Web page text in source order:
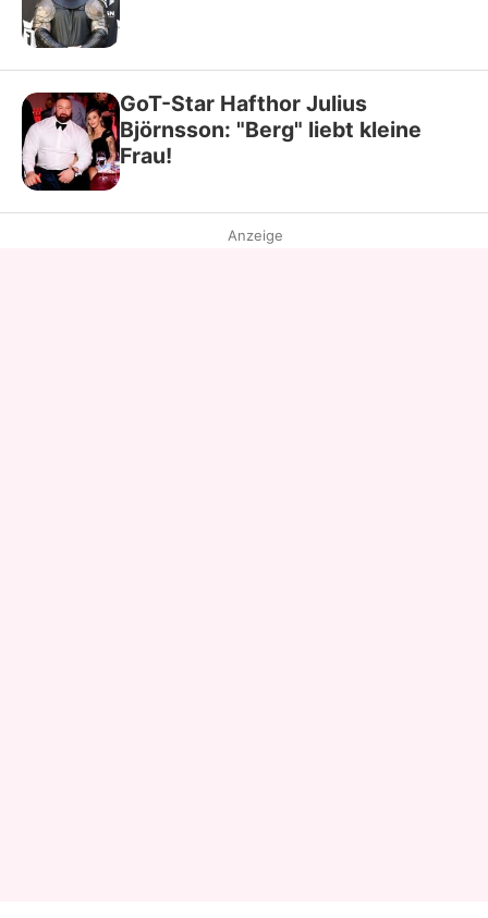
GoT-Star Hafthor Julius
Björnsson: "Berg" liebt kleine
Frau!
Anzeige